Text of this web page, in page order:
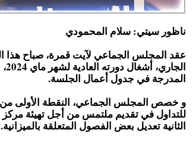
ناظور سيتي: سلام المحمودي
عقد المجلس الجماعي لآيت قمرة، صباح هذا
المدرجة في جدول أعمال الجلسة.
و خصص المجلس الجماعي، النقطة الأولى من
للتداول في تقديم ملتمس من أجل تهيئة
الثانية تعديل بعض الفصول المتعلقة بالميزانية.